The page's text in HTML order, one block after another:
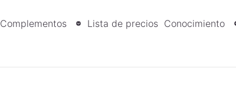
Complementos Lista de precios Conocimiento